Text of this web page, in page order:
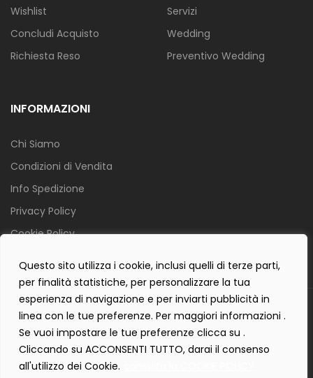
Questo sito utilizza i cookie, inclusi quelli di terze parti,
per finalità statistiche, per personalizzare la tua
esperienza di navigazione e per inviarti pubblicità in
linea con le tue preferenze. Per maggiori informazioni .
Se vuoi impostare le tue preferenze clicca su .
Cliccando su ACCONSENTI TUTTO, darai il consenso
all'utilizzo dei Cookie.
Wishlist
Concludi Acquisto
Richiesta Reso
Servizi
Wedding
Preventivo Wedding
INFORMAZIONI
Chi Siamo
Condizioni di Vendita
Info Spedizione
Privacy Policy
Cookie Policy
Copyright 2019 © Tecnostudio di Martellini Nicoletta
Powered with